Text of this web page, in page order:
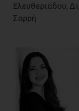
Ελευθεριάδου,
Σαρρή